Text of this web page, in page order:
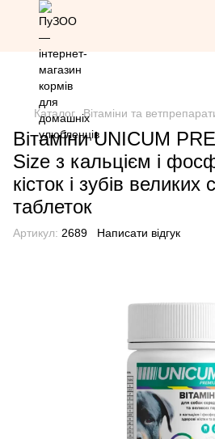
Знижка 20% на всю продукцію
Grandorf20 (окрім товарів зі знижкою)
Каталог Вітаміни та
Вітаміни UNICUM
Size з кальцієм і
кісток і зубів великих
таблеток
Артикул: 2689 Написати відгук